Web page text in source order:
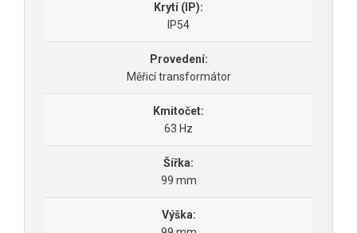
Krytí (IP):
IP54
Provedení:
Měřicí transformátor
Kmitočet:
63 Hz
Šířka:
99 mm
Výška: